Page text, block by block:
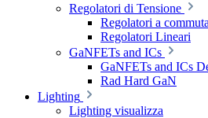
Regolatori di Tensione
Regolatori a
Regolatori Lineari
GaNFETs and ICs
GaNFETs and ICs
Rad Hard GaN
Lighting
Lighting visualizza